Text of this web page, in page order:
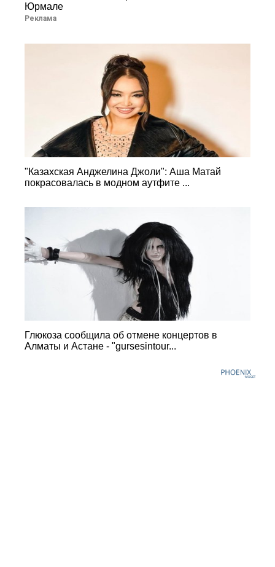
Юрмале
Реклама
"Казахская Анджелина Джоли": Аша Матай
покрасовалась в модном аутфите ...
Глюкоза сообщила об отмене концертов в
Алматы и Астане - "gursesintour...